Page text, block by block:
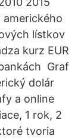
lístkov
kurz EUR
Graf
dolár
a online
1 rok, 2
tvoria